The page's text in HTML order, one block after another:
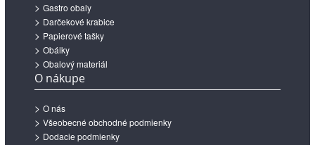
Gastro obaly
Darčekové krabice
Papierové tašky
Obálky
Obalový materiál
O nákupe
O nás
Všeobecné obchodné podmienky
Dodacie podmienky